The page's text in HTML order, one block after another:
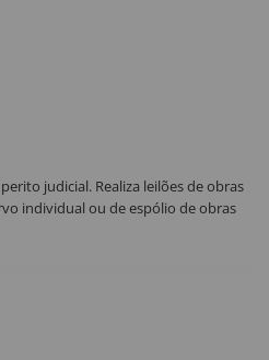
judicial. Realiza leilões de obras
individual ou de espólio de obras